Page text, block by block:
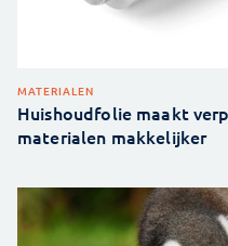
MATERIALEN
Huishoudfolie maakt
materialen makkelijker